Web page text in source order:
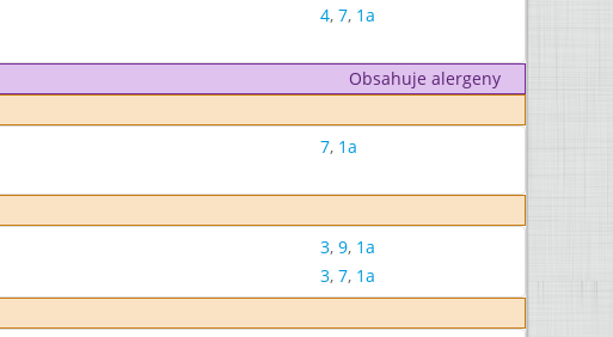
4, 7, 1a
Obsahuje alergeny
7, 1a
3, 9, 1a
3, 7, 1a